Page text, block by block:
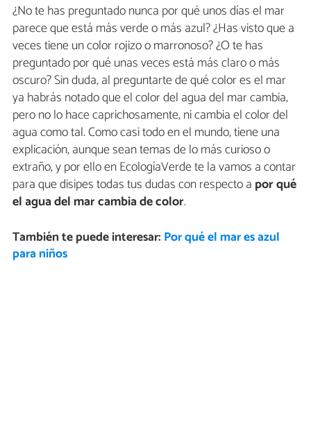
¿No te has preguntado nunca por qué unos días el mar
parece que está más verde o más azul? ¿Has visto que a
veces tiene un color rojizo o marronoso? ¿O te has
preguntado por qué unas veces está más claro o más
oscuro? Sin duda, al preguntarte de qué color es el mar
ya habrás notado que el color del agua del mar cambia,
pero no lo hace caprichosamente, ni cambia el color del
agua como tal. Como casi todo en el mundo, tiene una
explicación, aunque sean temas de lo más curioso o
extraño, y por ello en EcologíaVerde te la vamos a contar
para que disipes todas tus dudas con respecto a por qué
el agua del mar cambia de color.
También te puede interesar: Por qué el mar es azul
para niños